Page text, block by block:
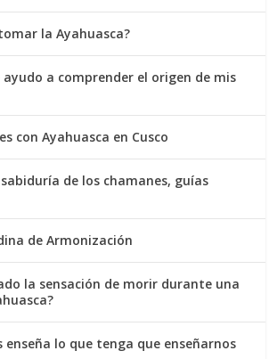
la Ayahuasca?
ayudo a comprender el origen de mis
con Ayahuasca en Cusco
de los chamanes, guías
de Armonización
la sensación de morir durante una
enseña lo que tenga que enseñarnos